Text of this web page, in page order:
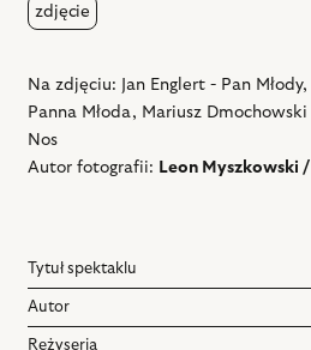
zdjęcie
Na zdjęciu: Jan Englert - Pan
Panna Młoda, Mariusz
Nos
Autor fotografii: Leon Myszkowski
Tytuł spektaklu
Autor
Reżyseria